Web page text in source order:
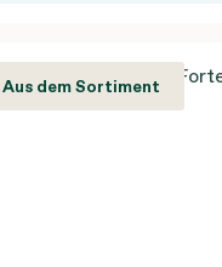
Aus dem Sortiment